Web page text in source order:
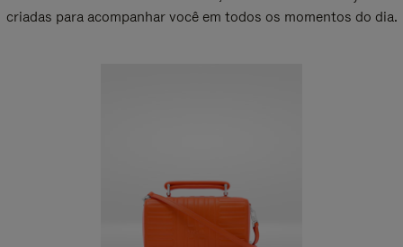
criadas para acompanhar você em todos os momentos do dia.